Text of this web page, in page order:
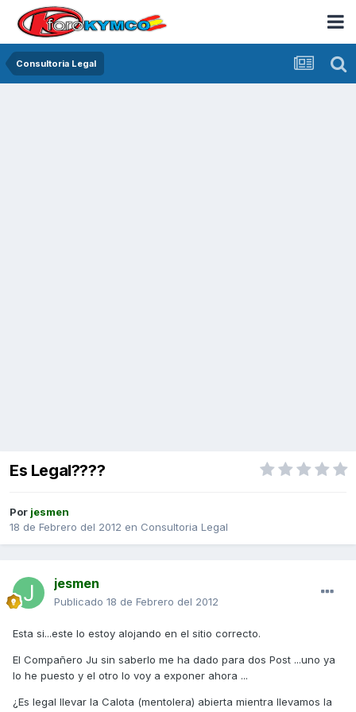
Consultoria Legal
Es Legal????
Por jesmen
18 de Febrero del 2012 en Consultoria Legal
jesmen
Publicado 18 de Febrero del 2012
Esta si...este lo estoy alojando en el sitio correcto.
El Compañero Ju sin saberlo me ha dado para dos Post ...uno ya
lo he puesto y el otro lo voy a exponer ahora ...
¿Es legal llevar la Calota (mentolera) abierta mientra llevamos la